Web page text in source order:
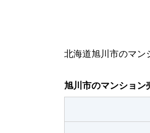
北海道旭川市のマン
旭川市のマンション